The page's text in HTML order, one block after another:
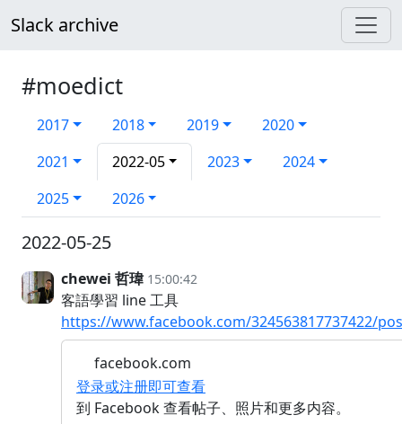
Slack archive
#moedict
2017 2018 2019
2020
2021
2022-05 2023
2024
2025
2026
2022-05-25
chewei 哲瑋 15:00:42
客語學習 line 工具
https://www.facebook.com/324563817737422/
facebook.com
登录或注册即可查看
到 Facebook 查看帖子、照片和更多内容。